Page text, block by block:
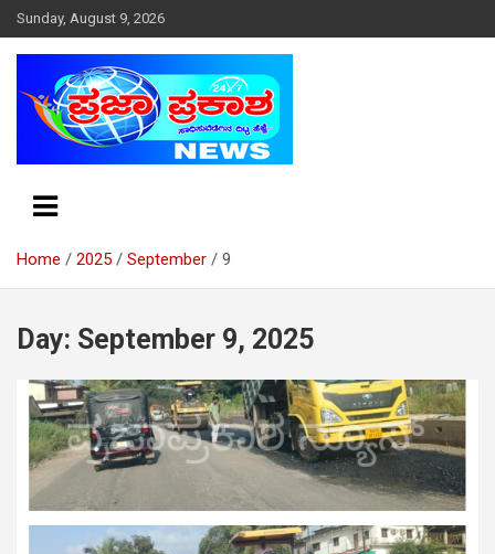
k
t
Sunday, August 9, 2026
Home 2025 September 9
Day: September 9, 2025